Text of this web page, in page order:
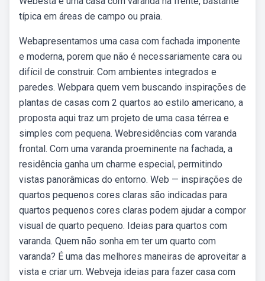
típica em áreas de campo ou praia.
Webapresentamos uma casa com fachada imponente
e moderna, porem que não é necessariamente cara ou
difícil de construir. Com ambientes integrados e
paredes. Webpara quem vem buscando inspirações de
plantas de casas com 2 quartos ao estilo americano, a
proposta aqui traz um projeto de uma casa térrea e
simples com pequena. Webresidências com varanda
frontal. Com uma varanda proeminente na fachada, a
residência ganha um charme especial, permitindo
vistas panorâmicas do entorno. Web — inspirações de
quartos pequenos cores claras são indicadas para
quartos pequenos cores claras podem ajudar a compor
visual de quarto pequeno. Ideias para quartos com
varanda. Quem não sonha em ter um quarto com
varanda? É uma das melhores maneiras de aproveitar a
vista e criar um. Webveja ideias para fazer casa com